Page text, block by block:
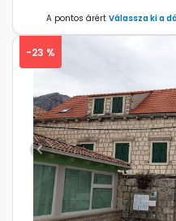
A pontos árért Válassza ki a
Previous
-23 %